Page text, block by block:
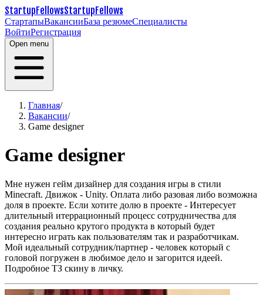
StartupFellowsStartupFellows
СтартапыВакансииБаза резюмеСпециалисты
ВойтиРегистрация
Open menu
Главная/
Вакансии/
Game designer
Game designer
Мне нужен гейм дизайнер для создания игры в стили
Minecraft. Движок - Unity. Оплата либо разовая либо возможна
доля в проекте. Если хотите долю в проекте - Интересует
длительный итеррационный процесс сотрудничества для
создания реально крутого продукта в который будет
интересно играть как пользователям так и разработчикам.
Мой идеальный сотрудник/партнер - человек который с
головой погружен в любимое дело и загорится идеей.
Подробное ТЗ скину в личку.